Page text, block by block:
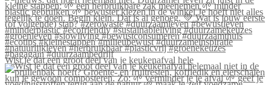
Wist je dat een groot deel van je keukenafval hele